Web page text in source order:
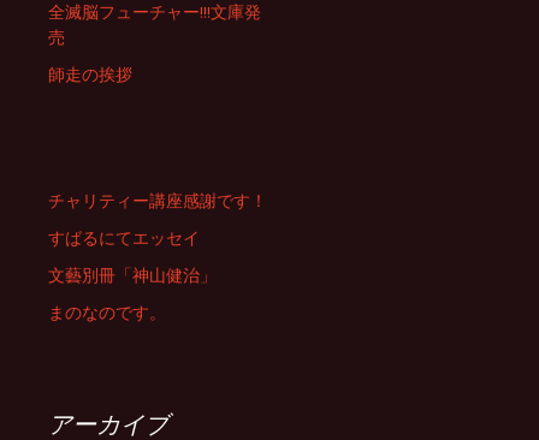
全滅脳フューチャー!!!文庫発
売
師走の挨拶
チャリティー講座感謝です！
すばるにてエッセイ
文藝別冊「神山健治」
まのなのです。
アーカイブ